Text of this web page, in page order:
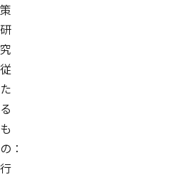
策
研
究
従
た
る
も
の：
行